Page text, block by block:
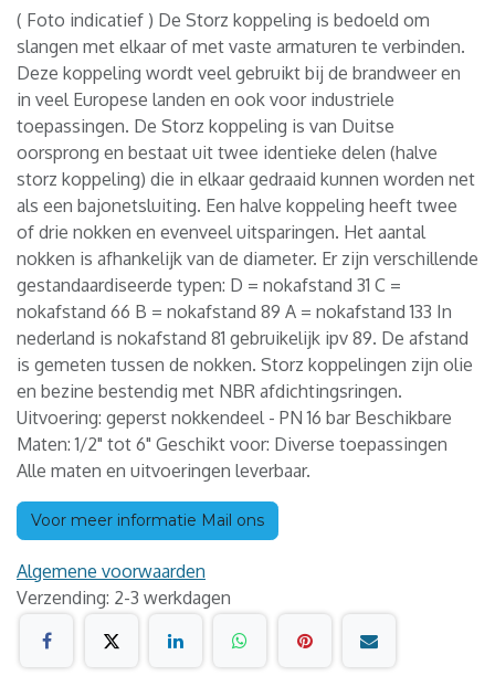
( Foto indicatief ) De Storz koppeling is bedoeld om
slangen met elkaar of met vaste armaturen te verbinden.
Deze koppeling wordt veel gebruikt bij de brandweer en
in veel Europese landen en ook voor industriele
toepassingen. De Storz koppeling is van Duitse
oorsprong en bestaat uit twee identieke delen (halve
storz koppeling) die in elkaar gedraaid kunnen worden net
als een bajonetsluiting. Een halve koppeling heeft twee
of drie nokken en evenveel uitsparingen. Het aantal
nokken is afhankelijk van de diameter. Er zijn verschillende
gestandaardiseerde typen: D = nokafstand 31 C =
nokafstand 66 B = nokafstand 89 A = nokafstand 133 In
nederland is nokafstand 81 gebruikelijk ipv 89. De afstand
is gemeten tussen de nokken. Storz koppelingen zijn olie
en bezine bestendig met NBR afdichtingsringen.
Uitvoering: geperst nokkendeel - PN 16 bar Beschikbare
Maten: 1/2" tot 6" Geschikt voor: Diverse toepassingen
Alle maten en uitvoeringen leverbaar.
Voor meer informatie Mail ons
Algemene voorwaarden
Verzending: 2-3 werkdagen